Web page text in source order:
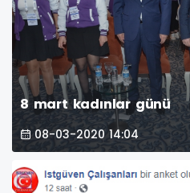
8 mart kadınlar günü
08-03-2020 14:04